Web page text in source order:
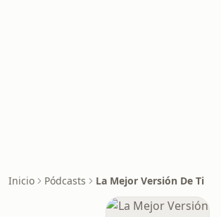
Inicio Pódcasts La Mejor Versión De Ti